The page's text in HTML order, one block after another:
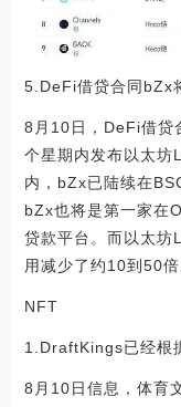
5.DeFi借贷合同bZx
8月10日，DeFi借贷
个星期内发布以太坊
内，bZx已陆续在
bZx也将是第一家在
贷款平台。而以太
用减少了约10到50倍
NFT
1.DraftKings已经根
8月10日信息，体育